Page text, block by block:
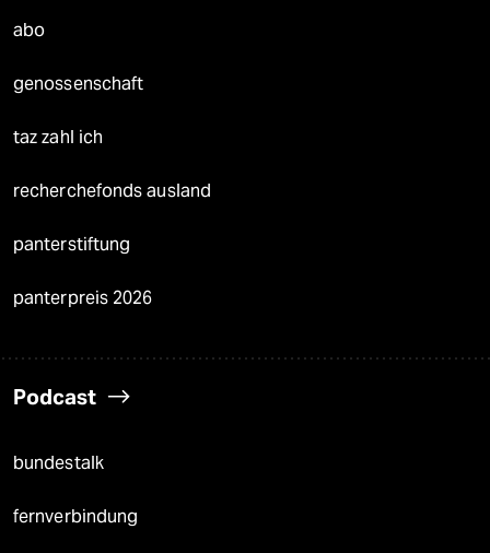
abo
genossenschaft
taz zahl ich
recherchefonds ausland
panterstiftung
panterpreis 2026
Podcast
bundestalk
fernverbindung